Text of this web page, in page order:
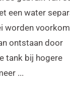
een water
worden
ontstaan door
tank bij hogere
...